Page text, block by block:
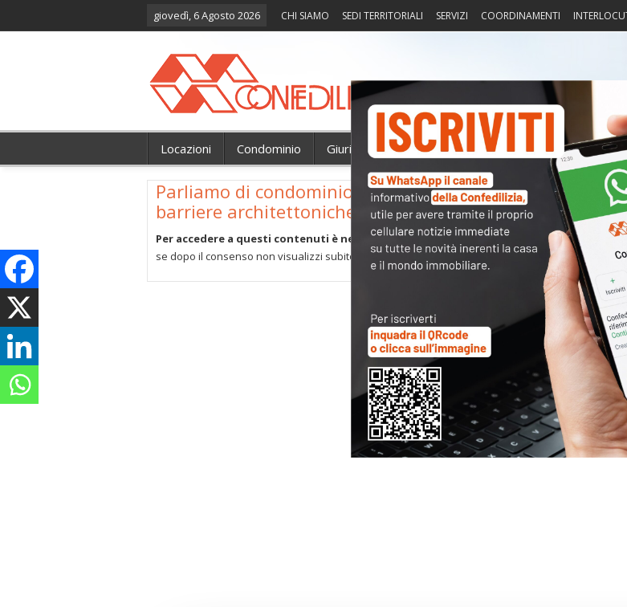
giovedì, 6 Agosto 2026 CHI SIAMO SEDI TERRITORIALI SERVIZI COORDINAMENTI
Locazioni Condominio Giurisprudenza Fisco Portierato Intorno
Parliamo di condominio… e non solo – Eliminazione delle
barriere architettoniche in condominio
Per accedere a questi contenuti è necessario accettare i cookie di marketing: ricarica la
se dopo il consenso non visualizzi subito il contenuto.